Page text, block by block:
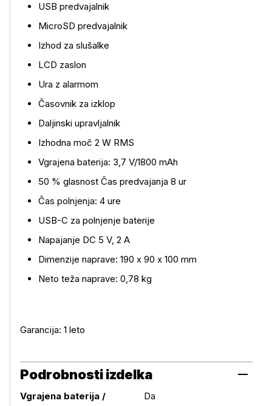
USB predvajalnik
MicroSD predvajalnik
Izhod za slušalke
LCD zaslon
Ura z alarmom
Časovnik za izklop
Daljinski upravljalnik
Izhodna moč 2 W RMS
Vgrajena baterija: 3,7 V/1800 mAh
50 % glasnost Čas predvajanja 8 ur
Čas polnjenja: 4 ure
USB-C za polnjenje baterije
Napajanje DC 5 V, 2 A
Dimenzije naprave: 190 x 90 x 100 mm
Neto teža naprave: 0,78 kg
Garancija: 1 leto
Podrobnosti izdelka
Vgrajena baterija /
Da